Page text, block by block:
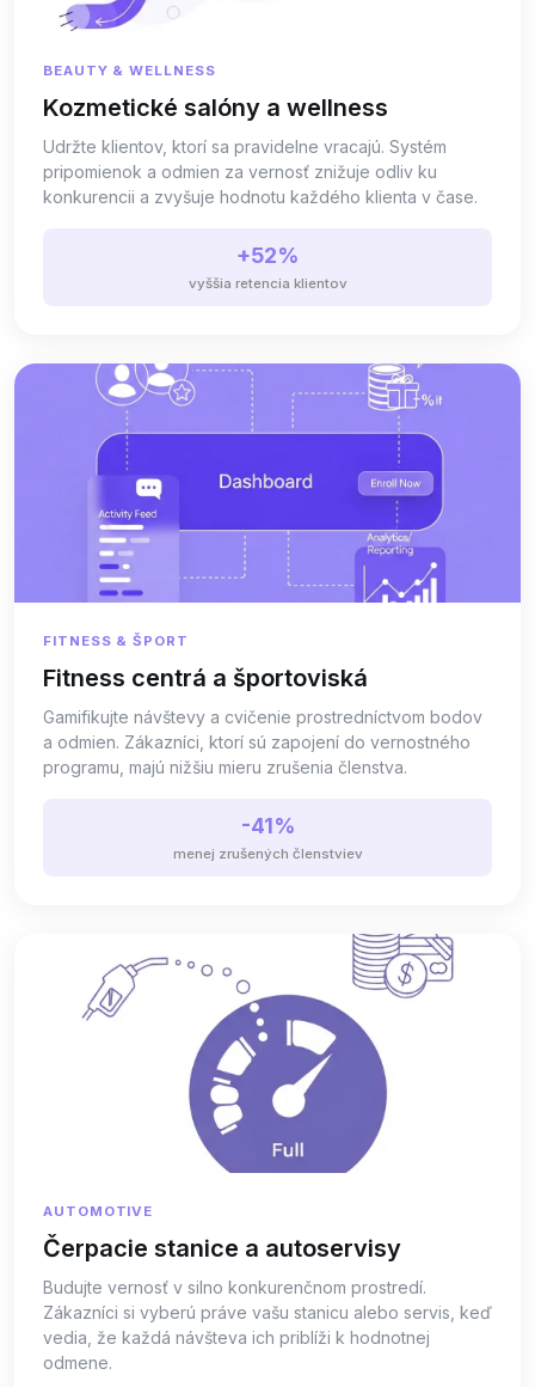
BEAUTY & WELLNESS
Kozmetické salóny a wellness
Udržte klientov, ktorí sa pravidelne vracajú. Systém
pripomienok a odmien za vernosť znižuje odliv ku
konkurencii a zvyšuje hodnotu každého klienta v čase.
+52%
vyššia retencia klientov
FITNESS & ŠPORT
Fitness centrá a športoviská
Gamifikujte návštevy a cvičenie prostredníctvom bodov
a odmien. Zákazníci, ktorí sú zapojení do vernostného
programu, majú nižšiu mieru zrušenia členstva.
-41%
menej zrušených členstviev
AUTOMOTIVE
Čerpacie stanice a autoservisy
Budujte vernosť v silno konkurenčnom prostredí.
Zákazníci si vyberú práve vašu stanicu alebo servis, keď
vedia, že každá návšteva ich priblíži k hodnotnej
odmene.